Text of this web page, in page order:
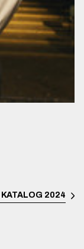
KATALOG 2024